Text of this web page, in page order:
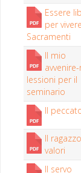
Essere
per
Sacramenti
Il mio
les­sioni per il
seminario
Il
Il
valori
Il ser­vo